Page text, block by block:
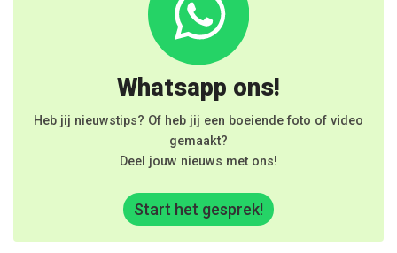
Whatsapp ons!
Heb jij nieuwstips? Of heb jij een boeiende foto of video
gemaakt?
Deel jouw nieuws met ons!
Start het gesprek!